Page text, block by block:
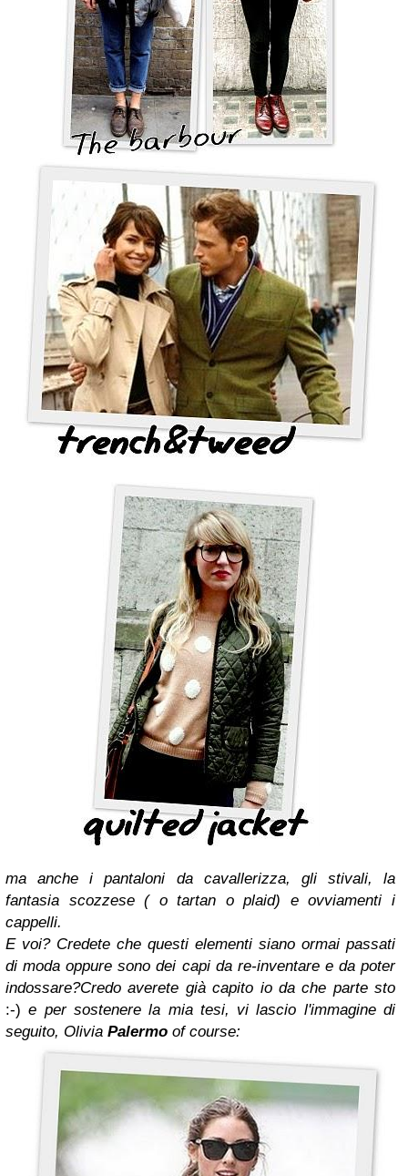
ma anche i pantaloni da cavallerizza, gli stivali, la
fantasia scozzese( o tartan o plaid) e ovviamenti i
cappelli.
E voi? Credete che questi elementi siano ormai passati
di modaoppuresono dei capi da re-inventare e da poter
indossare?Credo averete già capito io da che parte sto
:-)e per sostenere la mia tesi, vi lascio l'immagine di
seguito, Olivia Palermo of course: